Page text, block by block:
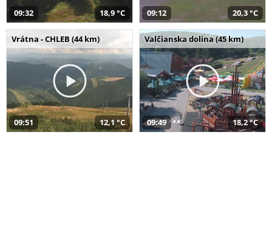
09:32 18,9 °C 09:12 20,3 °C
Vrátna - CHLEB (44 km)
09:51 12,1 °C
Valčianska dolina (45 km)
09:49 18,2 °C